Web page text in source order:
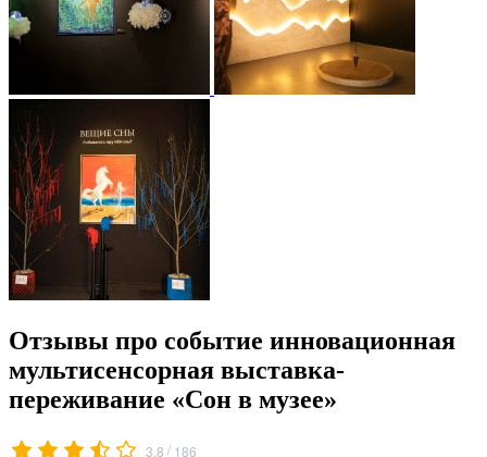
Отзывы про событие инновационная
мультисенсорная выставка-
переживание «Сон в музее»
3.8 / 186